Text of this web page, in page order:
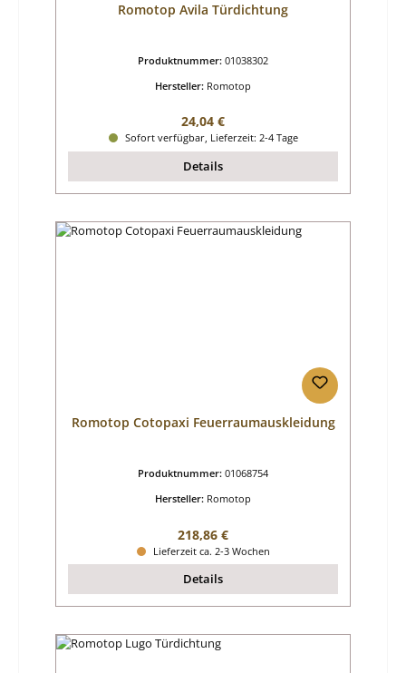
Romotop Avila Türdichtung
Produktnummer: 01038302
Hersteller: Romotop
Regulärer Preis:
24,04 €
Sofort verfügbar, Lieferzeit: 2-4 Tage
Details
Romotop Cotopaxi Feuerraumauskleidung
Produktnummer: 01068754
Hersteller: Romotop
Regulärer Preis:
218,86 €
Lieferzeit ca. 2-3 Wochen
Details